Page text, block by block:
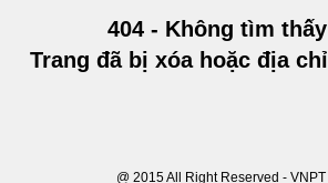
404 - Không tìm
Trang đã bị xóa hoặc địa
@ 2015 All Right Reserved - VNPT